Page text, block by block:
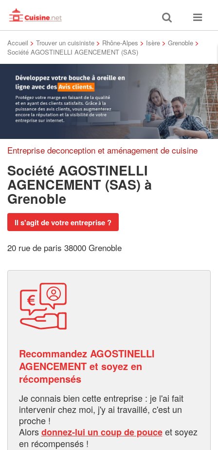
Toggle
search
Toggle
Accueil > Trouver un cuisiniste > Rhône-Alpes > Isère > Grenoble >
Société AGOSTINELLI AGENCEMENT (SAS)
Entreprise deconception et aménagement de cuisine
Société AGOSTINELLI
AGENCEMENT (SAS) à
Grenoble
Il s'agit de votre entreprise ?
20 rue de paris 38000 Grenoble
Recommandez AGOSTINELLI
AGENCEMENT et soyez en
récompensés
Je connais bien cette entreprise : je l'ai fait
intervenir chez moi, j'y ai travaillé, c'est un
proche !
Alorsdonnez-lui un coup de pouceet soyez
en récompensés !